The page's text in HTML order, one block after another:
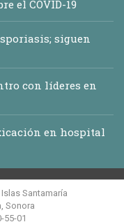
el COVID-19
siguen
con líderes en
en hospital
Santamaría
Sonora
55-01